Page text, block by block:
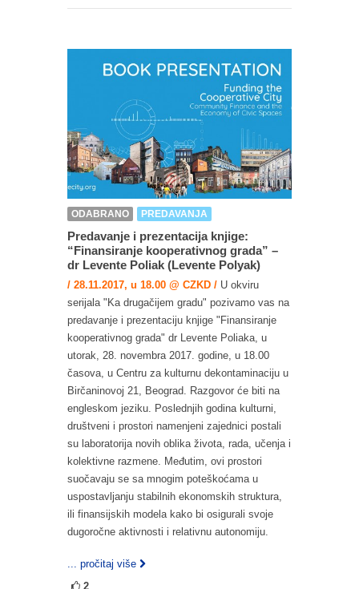
ODABRANO PREDAVANJA
Predavanje i prezentacija knjige:
“Finansiranje kooperativnog grada” –
dr Levente Poliak (Levente Polyak)
/ 28.11.2017, u 18.00 @ CZKD / U okviru
serijala "Ka drugačijem gradu" pozivamo vas na
predavanje i prezentaciju knjige "Finansiranje
kooperativnog grada" dr Levente Poliaka, u
utorak, 28. novembra 2017. godine, u 18.00
časova, u Centru za kulturnu dekontaminaciju u
Birčaninovoj 21, Beograd. Razgovor će biti na
engleskom jeziku. Poslednjih godina kulturni,
društveni i prostori namenjeni zajednici postali
su laboratorija novih oblika života, rada, učenja i
kolektivne razmene. Međutim, ovi prostori
suočavaju se sa mnogim poteškoćama u
uspostavljanju stabilnih ekonomskih struktura,
ili finansijskih modela kako bi osigurali svoje
dugoročne aktivnosti i relativnu autonomiju.
... pročitaj više
2